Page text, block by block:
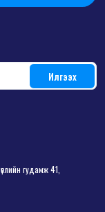
гудамж 41,